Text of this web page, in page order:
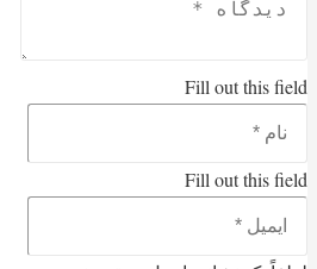
Fill out this field
Fill out this field